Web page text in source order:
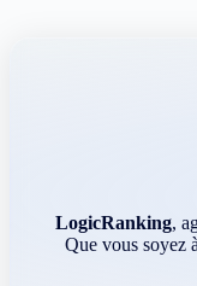
LogicRanking,
Que vous soyez à